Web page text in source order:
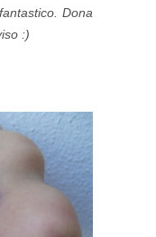
Dona
:)